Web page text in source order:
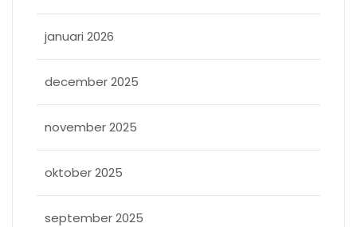
januari 2026
december 2025
november 2025
oktober 2025
september 2025